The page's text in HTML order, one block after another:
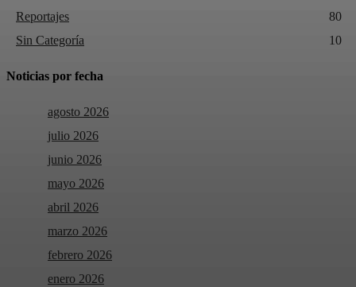
Reportajes
80
Sin Categoría
10
Noticias por fecha
agosto 2026
julio 2026
junio 2026
mayo 2026
abril 2026
marzo 2026
febrero 2026
enero 2026